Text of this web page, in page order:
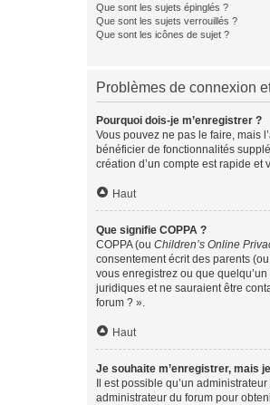
Que sont les sujets épinglés ?
Que sont les sujets verrouillés ?
Que sont les icônes de sujet ?
Problèmes de connexion
Pourquoi dois-je m’enregistrer ?
Vous pouvez ne pas le faire, mais
bénéficier de fonctionnalités
création d’un compte est rapide et
Haut
Que signifie COPPA ?
COPPA (ou Children’s Online
consentement écrit des parents
vous enregistrez ou que
juridiques et ne sauraient être
forum ? ».
Haut
Je souhaite m’enregistrer, mais
Il est possible qu’un
administrateur du forum pour